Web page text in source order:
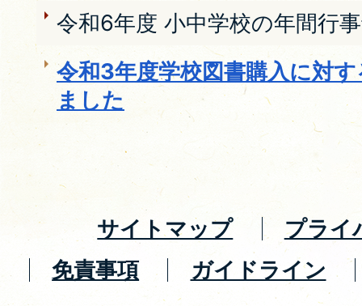
令和6年度 小中学校の年間行
令和3年度学校図書購入に対
ました
サイトマップ
プライ
免責事項
ガイドライン